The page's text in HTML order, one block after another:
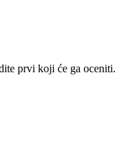
prvi koji će ga oceniti.